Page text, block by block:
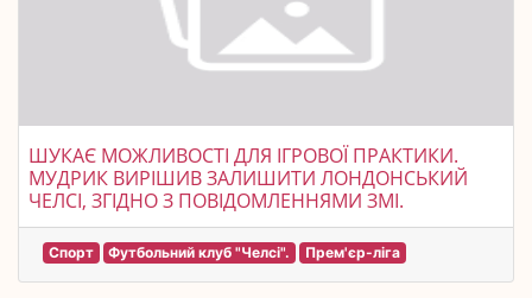
ШУКАЄ МОЖЛИВОСТІ ДЛЯ ІГРОВОЇ ПРАКТИКИ.
МУДРИК ВИРІШИВ ЗАЛИШИТИ ЛОНДОНСЬКИЙ
ЧЕЛСІ, ЗГІДНО З ПОВІДОМЛЕННЯМИ ЗМІ.
Спорт Футбольний клуб "Челсі". Прем'єр-ліга